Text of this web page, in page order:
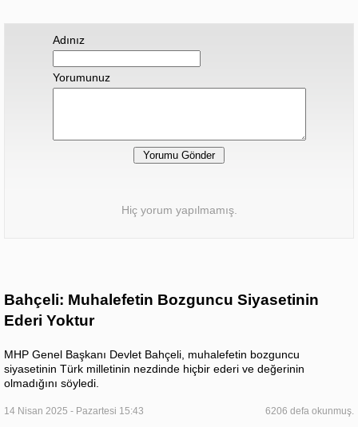
Adınız
Yorumunuz
Hiç yorum yapılmamış.
Bahçeli: Muhalefetin Bozguncu Siyasetinin
Ederi Yoktur
MHP Genel Başkanı Devlet Bahçeli, muhalefetin bozguncu
siyasetinin Türk milletinin nezdinde hiçbir ederi ve değerinin
olmadığını söyledi.
14 Nisan 2025 - Pazartesi 15:43 6206 defa okunmuş.